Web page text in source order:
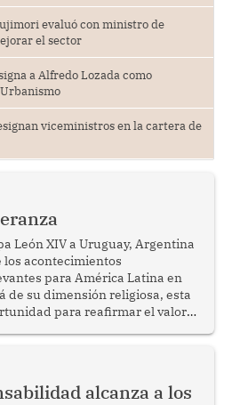
evaluó con ministro de
el sector
a Alfredo Lozada como
viceministros en la cartera de
León XIV a Uruguay, Argentina
los acontecimientos
para América Latina en
de su dimensión religiosa, esta
para reafirmar el valor
de desarrollo, cohesión
alcanza a los